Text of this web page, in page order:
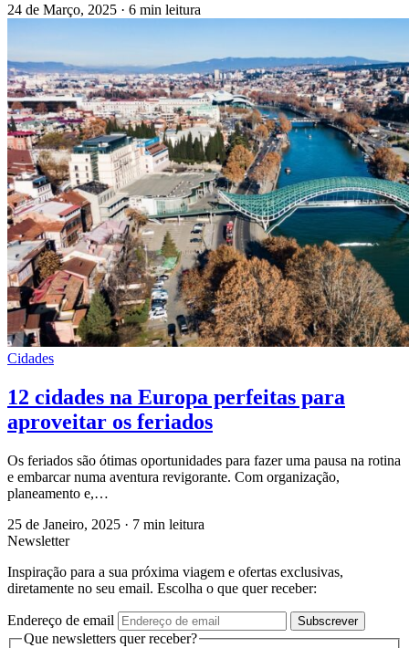
24 de Março, 2025 · 6 min leitura
Cidades
12 cidades na Europa perfeitas para
aproveitar os feriados
Os feriados são ótimas oportunidades para fazer uma pausa na rotina
e embarcar numa aventura revigorante. Com organização,
planeamento e,…
25 de Janeiro, 2025 · 7 min leitura
Newsletter
Inspiração para a sua próxima viagem e ofertas exclusivas,
diretamente no seu email. Escolha o que quer receber:
Endereço de email Subscrever
Que newsletters quer receber?